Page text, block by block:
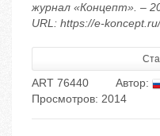
журнал «Концепт». –
URL: https://e-
ART 76440 Автор:
Просмотров: 2014